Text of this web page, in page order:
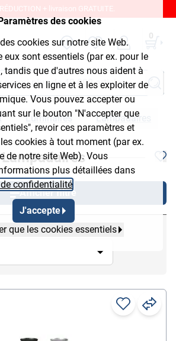
des cookies
cookies sur notre site Web.
eux sont essentiels (par ex. pour le
tandis que d'autres nous aident à
en ligne et à les exploiter de
Vous pouvez accepter ou
sur le bouton "N'accepter que
revoir ces paramètres et
cookies à tout moment (par ex.
de notre site Web). Vous
plus détaillées dans
confidentialité
J'accepte
que les cookies essentiels
+ livraison GRATUITE.
0
Luminaires Lampadaires
Lampadaires
Afficher filtre